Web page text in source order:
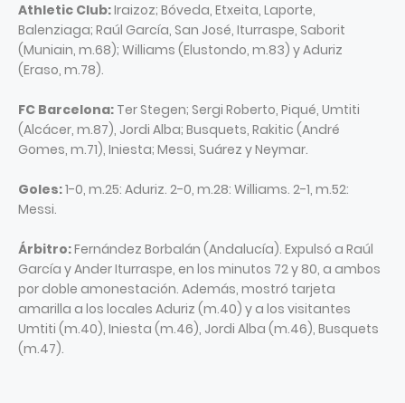
Athletic Club:Iraizoz; Bóveda, Etxeita, Laporte,
Balenziaga; Raúl García, San José, Iturraspe, Saborit
(Muniain, m.68); Williams (Elustondo, m.83) y Aduriz
(Eraso, m.78).
FC Barcelona: Ter Stegen; Sergi Roberto, Piqué, Umtiti
(Alcácer, m.87), Jordi Alba; Busquets, Rakitic (André
Gomes, m.71), Iniesta; Messi, Suárez y Neymar.
Goles:1-0, m.25: Aduriz. 2-0, m.28: Williams. 2-1, m.52:
Messi.
Árbitro:Fernández Borbalán (Andalucía). Expulsó a Raúl
García y Ander Iturraspe, en los minutos 72 y 80, a ambos
por doble amonestación. Además, mostró tarjeta
amarilla a los locales Aduriz (m.40) y a los visitantes
Umtiti (m.40), Iniesta (m.46), Jordi Alba (m.46), Busquets
(m.47).